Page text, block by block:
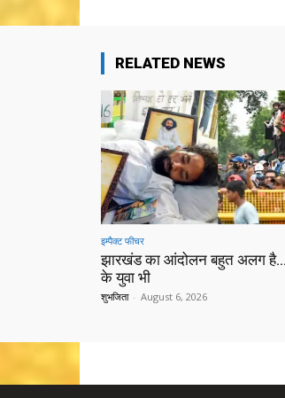
RELATED NEWS
इम्पैक्ट फीचर
झारखंड का आंदोलन बहुत अलग
के युवा भी
शुभजिता - August 6, 2026